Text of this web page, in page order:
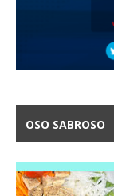
OSO SABROSO